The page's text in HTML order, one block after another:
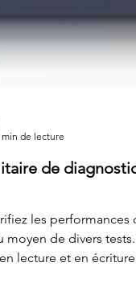
de diagnostic
les performances